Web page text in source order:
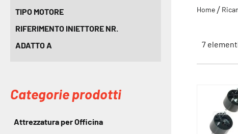
Home
7
TIPO MOTORE
RIFERIMENTO INIETTORE NR.
ADATTO A
Categorie prodotti
Attrezzatura per Officina